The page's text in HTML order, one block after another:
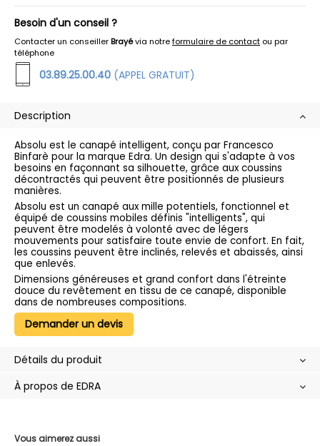
Besoin d'un conseil ?
Contacter un conseillerBrayévia notreformulaire de contact ou par
téléphone
03.89.25.00.40 (APPEL GRATUIT)
Vous aimerez aussi
Description
Absolu est le canapé intelligent, conçu par Francesco
Binfarè pour la marque Edra. Un design qui s'adapte à vos
besoins en façonnant sa silhouette, grâce aux coussins
décontractés qui peuvent être positionnés de plusieurs
manières.
Absolu est un canapé aux mille potentiels, fonctionnel et
équipé de coussins mobiles définis "intelligents", qui
peuvent être modelés à volonté avec de légers
mouvements pour satisfaire toute envie de confort. En fait,
les coussins peuvent être inclinés, relevés et abaissés, ainsi
que enlevés.
Dimensions généreuses et grand confort dans l'étreinte
douce du revêtement en tissu de ce canapé, disponible
dans de nombreuses compositions.
Demander un devis
Détails du produit
À propos de EDRA